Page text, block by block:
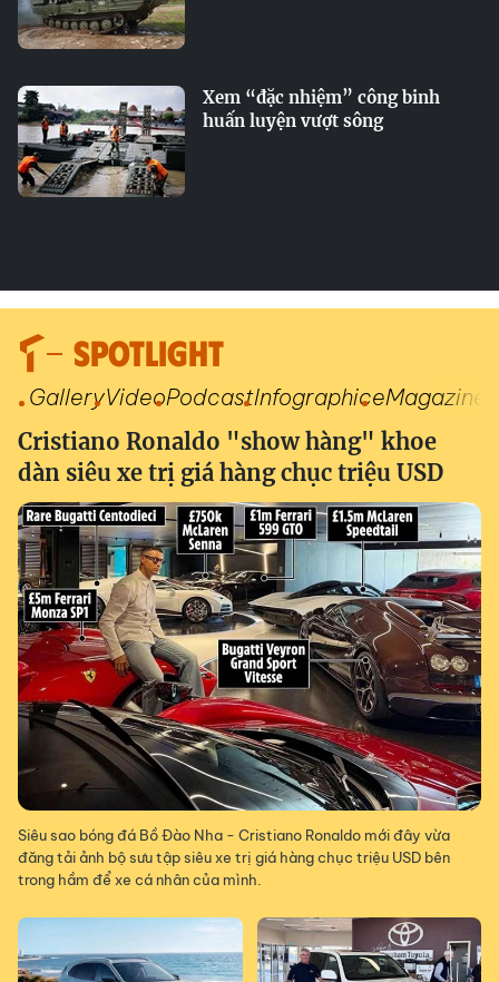
Xem “đặc nhiệm” công binh
huấn luyện vượt sông
SPOTLIGHT
GalleryVideoPodcastInfographiceMagazine
Cristiano Ronaldo "show hàng" khoe
dàn siêu xe trị giá hàng chục triệu USD
Siêu sao bóng đá Bồ Đào Nha - Cristiano Ronaldo mới đây vừa
đăng tải ảnh bộ sưu tập siêu xe trị giá hàng chục triệu USD bên
trong hầm để xe cá nhân của mình.